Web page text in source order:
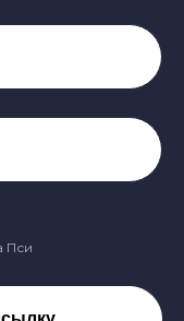
Пси